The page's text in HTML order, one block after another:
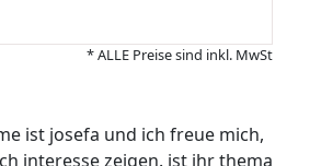
* ALLE Preise sind inkl. MwSt
ist josefa und ich freue mich,
interesse zeigen. ist ihr thema